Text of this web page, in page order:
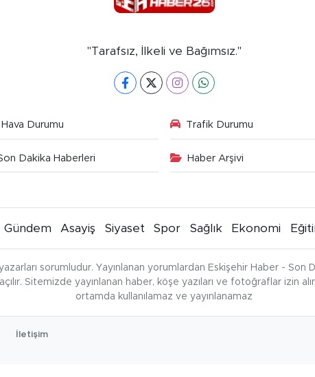
"Tarafsız, İlkeli ve Bağımsız."
Hava Durumu Trafik Durumu
Dakika Haberleri Haber Arşivi
Gündem Asayiş Siyaset Spor Sağlık Ekonomi
sorumludur. Yayınlanan yorumlardan Eskişehir Haber - Son
Sitemizde yayınlanan haber, köşe yazıları ve fotoğraflar izin
ortamda kullanılamaz ve yayınlanamaz
İletişim